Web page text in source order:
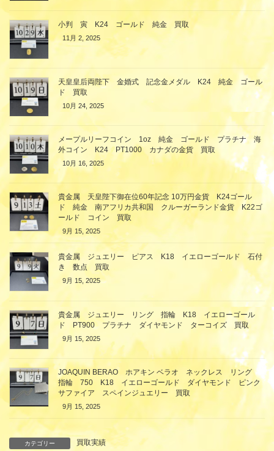
小判 寅 K24 ゴールド 純金 買取
11月 2, 2025
天皇皇后両陛下 金婚式 記念金メダル K24 純金 ゴール
ド 買取
10月 24, 2025
メープルリーフコイン 1oz 純金 ゴールド プラチナ 海
外コイン K24 PT1000 カナダの金貨 買取
10月 16, 2025
貴金属 天皇陛下御在位60年記念 10万円金貨 K24ゴール
ド 純金 南アフリカ共和国 クルーガーランド金貨 K22ゴ
ールド コイン 買取
9月 15, 2025
貴金属 ジュエリー ピアス K18 イエローゴールド 石付
き 数点 買取
9月 15, 2025
貴金属 ジュエリー リング 指輪 K18 イエローゴール
ド PT900 プラチナ ダイヤモンド ターコイズ 買取
9月 15, 2025
JOAQUIN BERAO ホアキン ベラオ ネックレス リング
指輪 750 K18 イエローゴールド ダイヤモンド ピンク
サファイア スペインジュエリー 買取
9月 15, 2025
カテゴリー 買取実績